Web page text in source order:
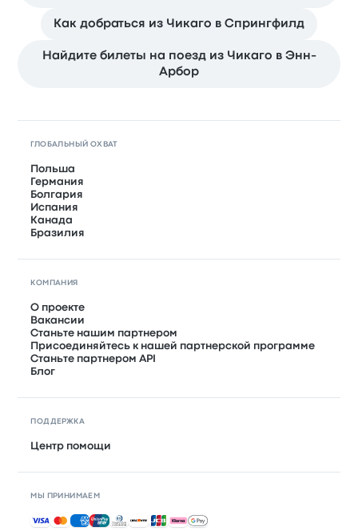
Как добраться из Чикаго в Спрингфилд
Найдите билеты на поезд из Чикаго в Энн-
Арбор
ГЛОБАЛЬНЫЙ ОХВАТ
Польша
Германия
Болгария
Испания
Канада
Бразилия
КОМПАНИЯ
О проекте
Вакансии
Станьте нашим партнером
Присоединяйтесь к нашей партнерской программе
Станьте партнером API
Блог
ПОДДЕРЖКА
Центр помощи
МЫ ПРИНИМАЕМ
Принимаемые способы оплаты